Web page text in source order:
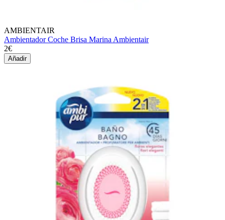
AMBIENTAIR
Ambientador Coche Brisa Marina Ambientair
2€
Añadir